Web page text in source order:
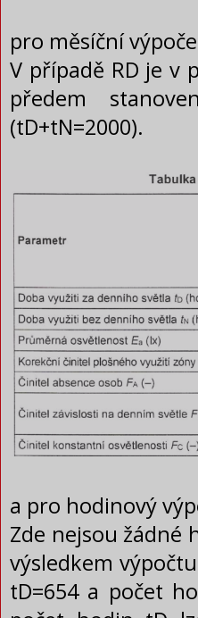
pro měsíční
V případě RD je v
předem
(tD+tN=2000).
a pro hodinový
Zde nejsou žádné
výsledkem
tD=654 a počet